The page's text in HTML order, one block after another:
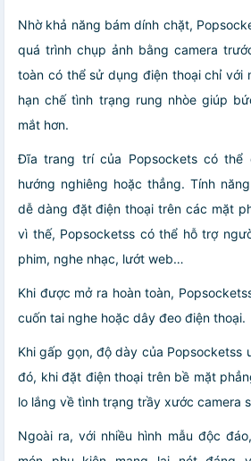
Nhờ khả năng bám dính chặt,
quá trình chụp ảnh bằng camera
toàn có thể sử dụng điện thoại chỉ với
hạn chế tình trạng rung nhòe giúp
mắt hơn.
Đĩa trang trí của Popsockets có thể
hướng nghiêng hoặc thẳng. Tính
dễ dàng đặt điện thoại trên các mặt
vì thế, Popsocketss có thể hỗ trợ
phim, nghe nhạc, lướt web…
Khi được mở ra hoàn toàn,
cuốn tai nghe hoặc dây đeo điện thoại.
Khi gấp gọn, độ dày của Popsocketss
đó, khi đặt điện thoại trên bề mặt
lo lắng về tình trạng trầy xước camera
Ngoài ra, với nhiều hình mẫu độc